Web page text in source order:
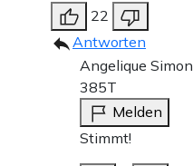
22
Antworten
Angelique Simon
385T
Melden
Stimmt!